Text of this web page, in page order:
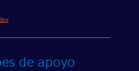
de apoyo